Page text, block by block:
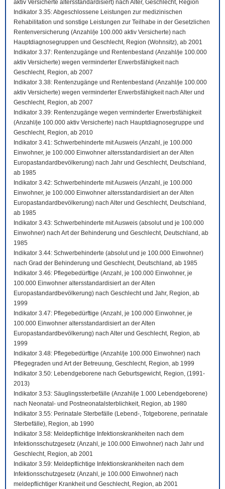
aktiv Versicherte altersstandardisiert) nach Alter, Geschlecht, Region
Indikator 3.35: Abgeschlossene Leistungen zur medizinischen
Rehabilitation und sonstige Leistungen zur Teilhabe in der Gesetzlichen
Rentenversicherung (Anzahl/je 100.000 aktiv Versicherte) nach
Hauptdiagnosegruppen und Geschlecht, Region (Wohnsitz), ab 2001
Indikator 3.37: Rentenzugänge und Rentenbestand (Anzahl/je 100.000
aktiv Versicherte) wegen verminderter Erwerbsfähigkeit nach
Geschlecht, Region, ab 2007
Indikator 3.38: Rentenzugänge und Rentenbestand (Anzahl/je 100.000
aktiv Versicherte) wegen verminderter Erwerbsfähigkeit nach Alter und
Geschlecht, Region, ab 2007
Indikator 3.39: Rentenzugänge wegen verminderter Erwerbsfähigkeit
(Anzahl/je 100.000 aktiv Versicherte) nach Hauptdiagnosegruppe und
Geschlecht, Region, ab 2010
Indikator 3.41: Schwerbehinderte mit Ausweis (Anzahl, je 100.000
Einwohner, je 100.000 Einwohner altersstandardisiert an der Alten
Europastandardbevölkerung) nach Jahr und Geschlecht, Deutschland,
ab 1985
Indikator 3.42: Schwerbehinderte mit Ausweis (Anzahl, je 100.000
Einwohner, je 100.000 Einwohner altersstandardisiert an der Alten
Europastandardbevölkerung) nach Alter und Geschlecht, Deutschland,
ab 1985
Indikator 3.43: Schwerbehinderte mit Ausweis (absolut und je 100.000
Einwohner) nach Art der Behinderung und Geschlecht, Deutschland, ab
1985
Indikator 3.44: Schwerbehinderte (absolut und je 100.000 Einwohner)
nach Grad der Behinderung und Geschlecht, Deutschland, ab 1985
Indikator 3.46: Pflegebedürftige (Anzahl, je 100.000 Einwohner, je
100.000 Einwohner altersstandardisiert an der Alten
Europastandardbevölkerung) nach Geschlecht und Jahr, Region, ab
1999
Indikator 3.47: Pflegebedürftige (Anzahl, je 100.000 Einwohner, je
100.000 Einwohner altersstandardisiert an der Alten
Europastandardbevölkerung) nach Alter und Geschlecht, Region, ab
1999
Indikator 3.48: Pflegebedürftige (Anzahl/je 100.000 Einwohner) nach
Pflegegraden und Art der Betreuung, Geschlecht, Region, ab 1999
Indikator 3.50: Lebendgeborene nach Geburtsgewicht, Region, (1991-
2013)
Indikator 3.53: Säuglingssterbefälle (Anzahl/je 1.000 Lebendgeborene)
nach Neonatal- und Postneonatalsterblichkeit, Region, ab 1980
Indikator 3.55: Perinatale Sterbefälle (Lebend-, Totgeborene, perinatale
Sterbefälle), Region, ab 1990
Indikator 3.58: Meldepflichtige Infektionskrankheiten nach dem
Infektionsschutzgesetz (Anzahl, je 100.000 Einwohner) nach Jahr und
Geschlecht, Region, ab 2001
Indikator 3.59: Meldepflichtige Infektionskrankheiten nach dem
Infektionsschutzgesetz (Anzahl, je 100.000 Einwohner) nach
meldepflichtiger Krankheit und Geschlecht, Region, ab 2001